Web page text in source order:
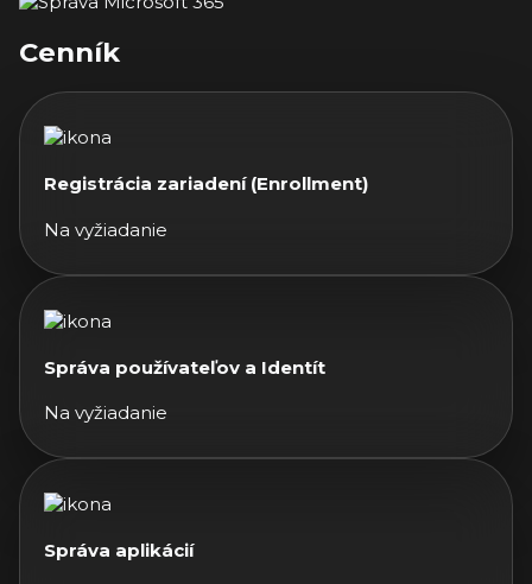
Cenník
Registrácia zariadení (Enrollment)
Na vyžiadanie
Správa používateľov a Identít
Na vyžiadanie
Správa aplikácií